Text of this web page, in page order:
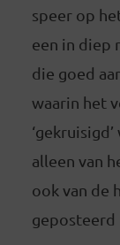
speer op
een in diep
die goed
waarin het
alleen van
ook van de
geposteerd